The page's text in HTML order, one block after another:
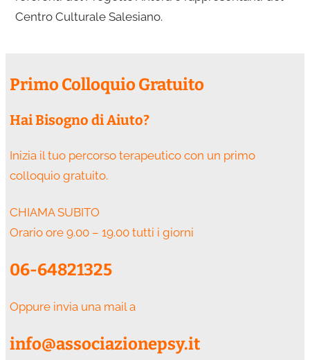
Centro Culturale Salesiano.
Primo Colloquio Gratuito
Hai Bisogno di Aiuto?
Inizia il tuo percorso terapeutico con un primo
colloquio gratuito.
CHIAMA SUBITO
Orario ore 9.00 – 19.00 tutti i giorni
06-64821325
Oppure invia una mail a
info@associazionepsy.it